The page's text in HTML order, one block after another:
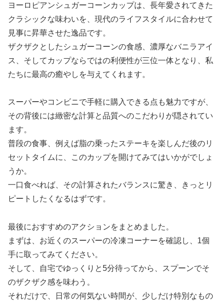
ヨーロピアンシュガーコーンカップは、長年愛されてきた
クラシックな味わいを、現代のライフスタイルに合わせて
見事に昇華させた逸品です。
ザクザクとしたシュガーコーンの食感、濃厚なバニラアイ
ス、そしてカップならではの利便性が三位一体となり、私
たちに最高の癒やしを与えてくれます。
スーパーやコンビニで手軽に購入できる点も魅力ですが、
その背後には緻密な計算と品質へのこだわりが隠されてい
ます。
普段の食事、例えば脂の乗ったステーキを楽しんだ後のリ
セットタイムに、このカップを開けてみてはいかがでしょ
うか。
一口食べれば、その計算されたバランスに驚き、きっとリ
ピートしたくなるはずです。
最後におすすめのアクションをまとめました。
まずは、お近くのスーパーの冷凍コーナーを確認し、1個
手に取ってみてください。
そして、自宅でゆっくりと5分待ってから、スプーンでそ
のザクザク感を味わう。
それだけで、日常の何気ない時間が、少しだけ特別なもの